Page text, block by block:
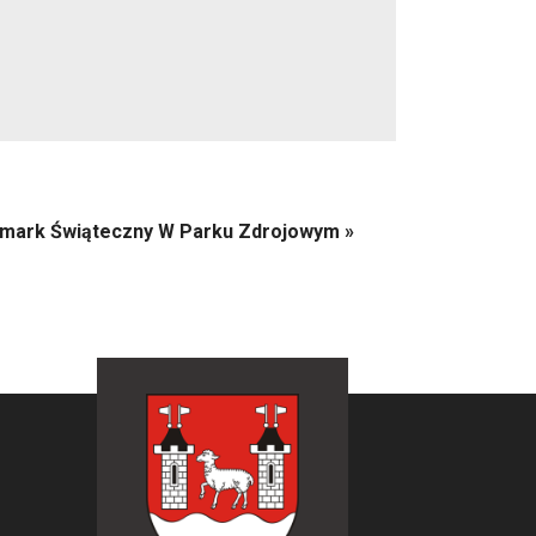
Świąteczny W Parku Zdrojowym »